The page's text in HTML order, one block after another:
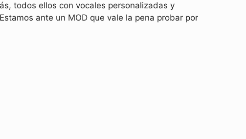
todos ellos con vocales personalizadas y
ante un MOD que vale la pena probar por